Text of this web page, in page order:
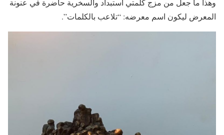
وهذا ما جعل من مزج كلمتي استبداد والسخرية حاضرة في عنونة
المعرض ليكون اسم معرضه: “تلاعب بالكلمات”.